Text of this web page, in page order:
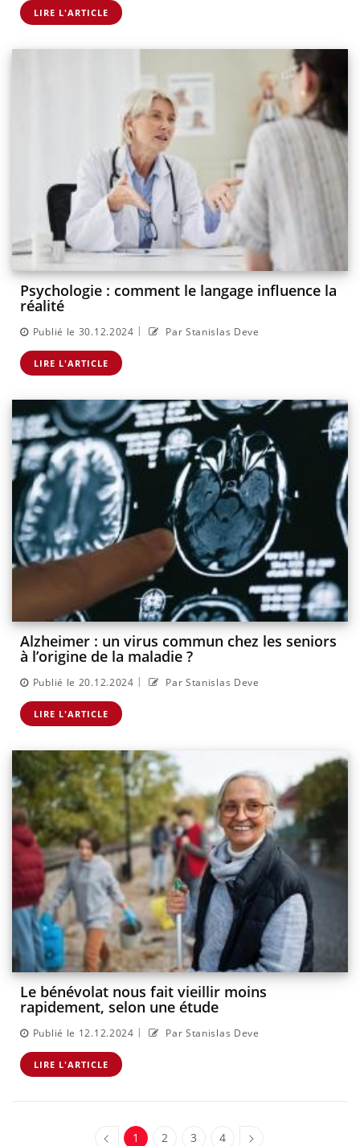
LIRE L'ARTICLE
Psychologie : comment le langage influence la
réalité
Publié le 30.12.2024 | Par Stanislas Deve
LIRE L'ARTICLE
Alzheimer : un virus commun chez les seniors
à l’origine de la maladie ?
Publié le 20.12.2024 | Par Stanislas Deve
LIRE L'ARTICLE
Le bénévolat nous fait vieillir moins
rapidement, selon une étude
Publié le 12.12.2024 | Par Stanislas Deve
LIRE L'ARTICLE
1 2 3 4